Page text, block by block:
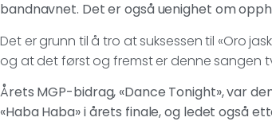
bandnavnet. Det er også uenighet om
Det er grunn til å tro at suksessen til «Oro
og at det først og fremst er denne sangen
Årets MGP-bidrag, «Dance Tonight», var
«Haba Haba» i årets finale, og ledet også